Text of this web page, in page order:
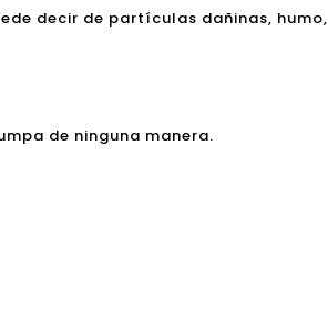
decir de partículas dañinas, humo,
de ninguna manera.